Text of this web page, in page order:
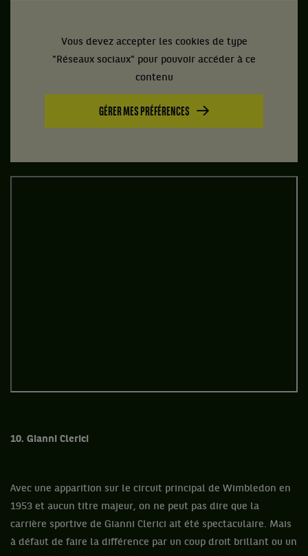
Vous devez accepter les cookies de type
"Réseaux sociaux" pour pouvoir accéder à ce
contenu
GÉRER MES PRÉFÉRENCES
10. Gianni Clerici
Avec une apparition sur le circuit principal de Wimbledon en
1953 et aucun titre majeur, on ne peut pas dire que la
carrière sportive de Gianni Clerici ait été spectaculaire. Mais
à défaut de faire la différence par un coup droit brillant ou un